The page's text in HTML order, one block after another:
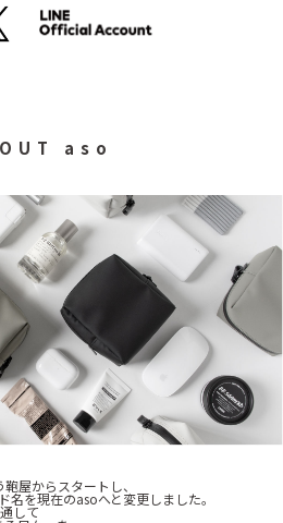
aso
屋からスタートし、
を現在のasoへと変更しました。
して